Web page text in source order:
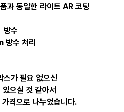
과 동일한 라이트 AR 코팅
방수
방수 처리
스가 필요 없으신
으실 것 같아서
격으로 나누었습니다.